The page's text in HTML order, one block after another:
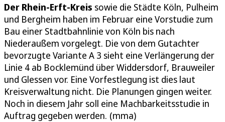
Der Rhein-Erft-Kreis sowie die Städte Köln, Pulheim
und Bergheim haben im Februar eine Vorstudie zum
Bau einer Stadtbahnlinie von Köln bis nach
Niederaußem vorgelegt. Die von dem Gutachter
bevorzugte Variante A 3 sieht eine Verlängerung der
Linie 4 ab Bocklemünd über Widdersdorf, Brauweiler
und Glessen vor. Eine Vorfestlegung ist dies laut
Kreisverwaltung nicht. Die Planungen gingen weiter.
Noch in diesem Jahr soll eine Machbarkeitsstudie in
Auftrag gegeben werden. (mma)